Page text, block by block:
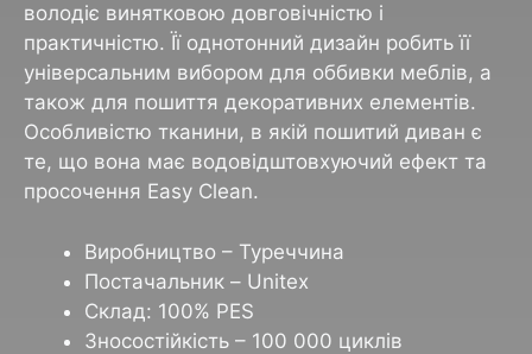
володіє винятковою довговічністю і
практичністю. Її однотонний дизайн робить її
універсальним вибором для оббивки меблів, а
також для пошиття декоративних елементів.
Особливістю тканини, в якій пошитий диван є
те, що вона має водовідштовхуючий ефект та
просочення Easy Clean.
Виробництво – Туреччина
Постачальник – Unitex
Склад: 100% PES
Зносостійкість – 100 000 циклів